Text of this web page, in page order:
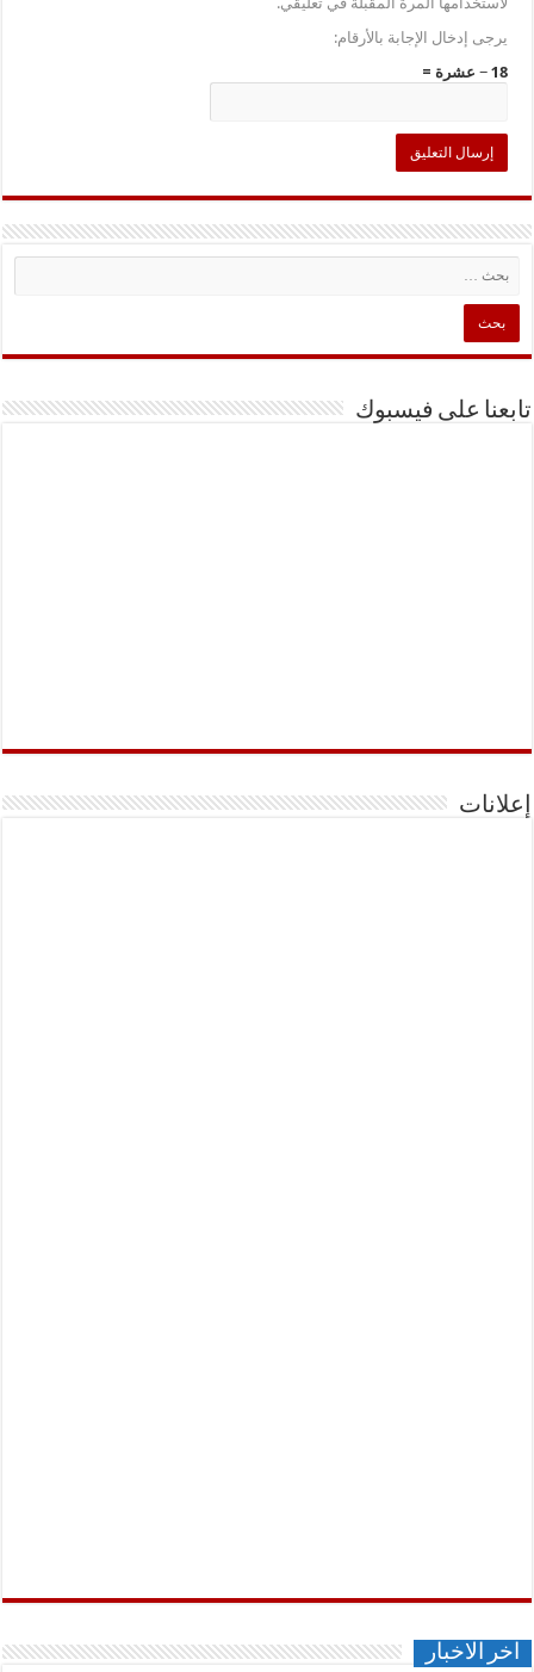
يرجى إدخال الإجابة بالأرقام:
18 − عشرة =
تابعنا على فيسبوك
إعلانات
اخر الاخبار